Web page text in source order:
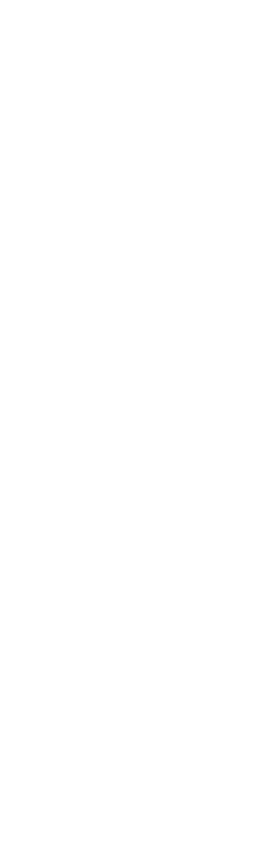
de l’Organisation
pourrait imaginer que la
des chaînes
GRANDCLERC conclut
à savoir la
en sens inverse et
la fonction Achats a
mondiale
autour de quatre
sourcing, certains
Il faudra
produits ou services,
du besoin que 75 %
peu impliqués.
s'attendre à des pays
commercer, voire des
avait initialement. Si
envers la
3. Or au vu du
réelle nécessité pour
et de la formaliser
un basculement du
n’est plus un élément
de choisir leurs
des mécanismes